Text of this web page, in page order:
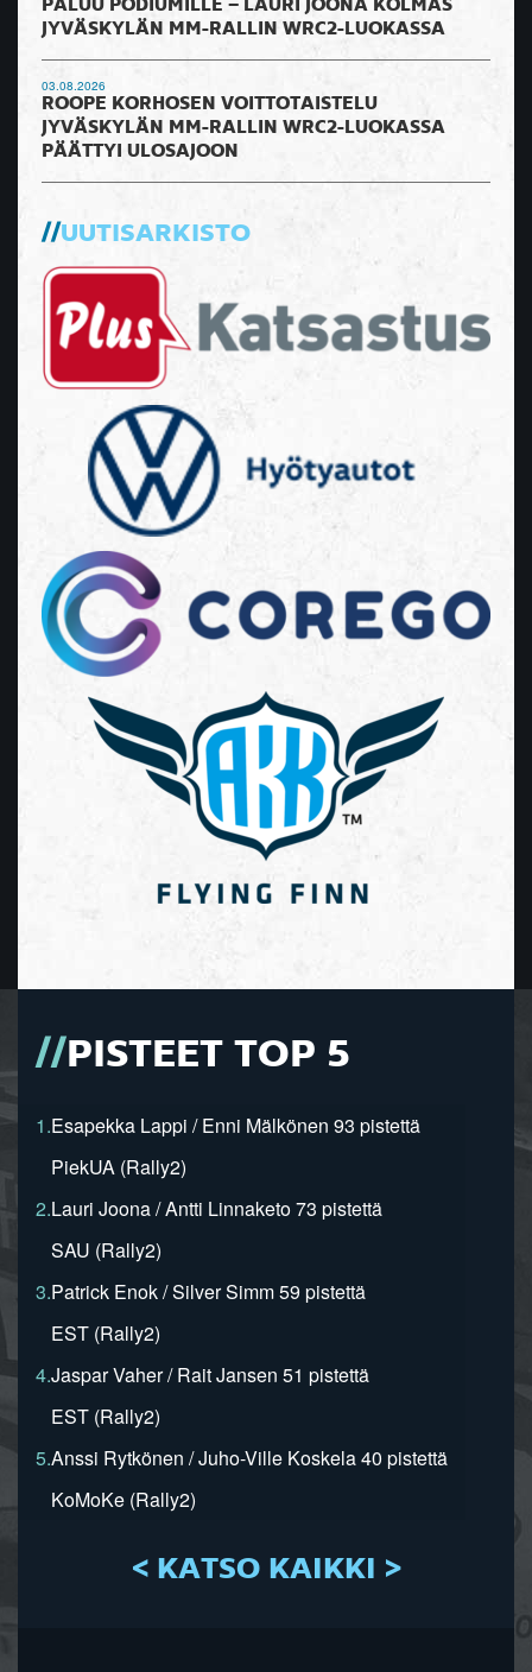
PALUU PODIUMILLE – LAURI JOONA KOLMAS
JYVÄSKYLÄN MM-RALLIN WRC2-LUOKASSA
03.08.2026
ROOPE KORHOSEN VOITTOTAISTELU
JYVÄSKYLÄN MM-RALLIN WRC2-LUOKASSA
PÄÄTTYI ULOSAJOON
UUTISARKISTO
PISTEET TOP 5
1.Esapekka Lappi / Enni Mälkönen 93 pistettä
PiekUA (Rally2)
2.Lauri Joona / Antti Linnaketo 73 pistettä
SAU (Rally2)
3.Patrick Enok / Silver Simm 59 pistettä
EST (Rally2)
4.Jaspar Vaher / Rait Jansen 51 pistettä
EST (Rally2)
5.Anssi Rytkönen / Juho-Ville Koskela 40 pistettä
KoMoKe (Rally2)
< KATSO KAIKKI >